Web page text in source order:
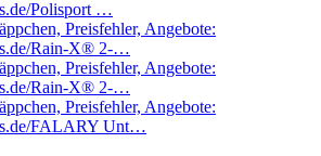
Polisport …
Preisfehler, Angebote:
Rain-X® 2-…
Preisfehler, Angebote:
Rain-X® 2-…
Preisfehler, Angebote:
FALARY Unt…